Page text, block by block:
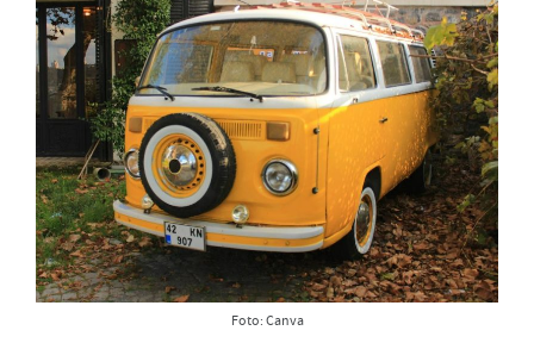
Foto: Canva